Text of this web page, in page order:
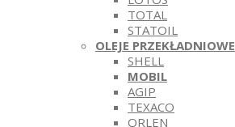
TOTAL
STATOIL
OLEJE PRZEKŁADNIOWE
SHELL
MOBIL
AGIP
TEXACO
ORLEN